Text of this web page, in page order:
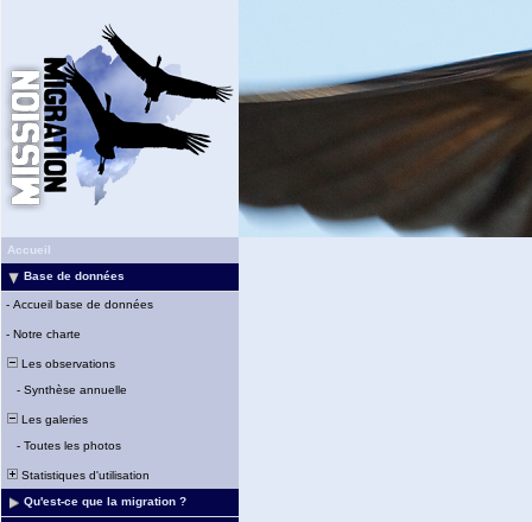
Accueil
Base de données
- Accueil base de données
- Notre charte
Les observations
- Synthèse annuelle
Les galeries
- Toutes les photos
Statistiques d'utilisation
Qu'est-ce que la migration ?